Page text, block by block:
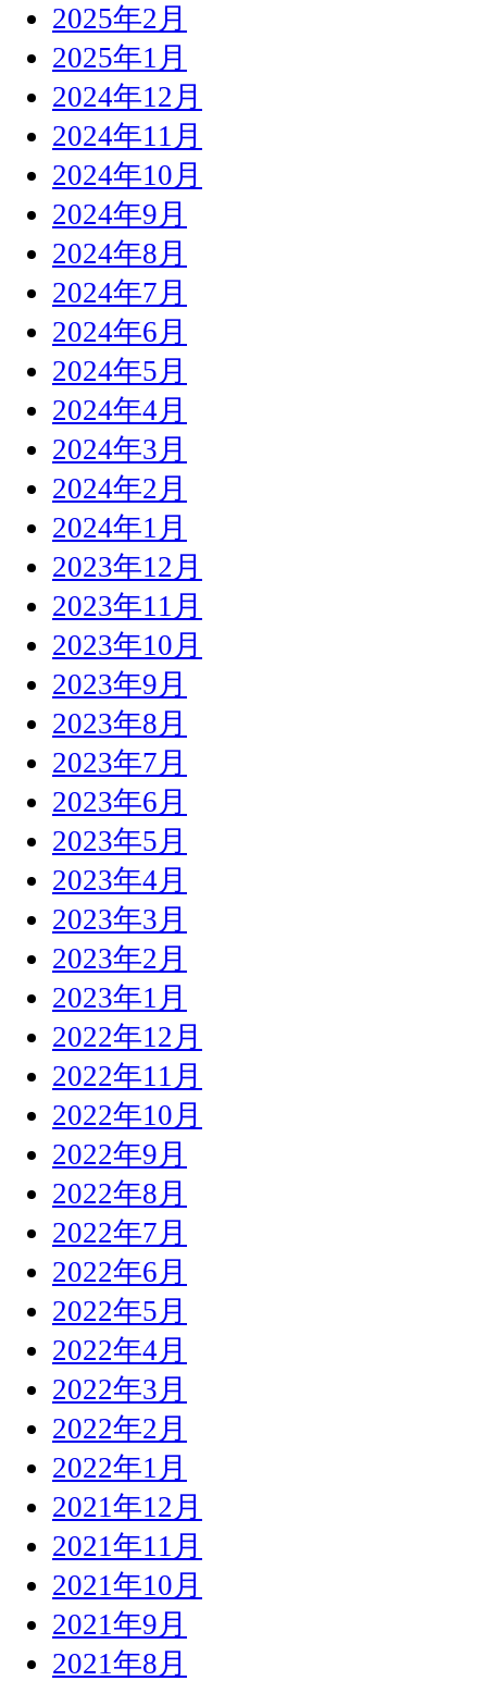
2025年2月
2025年1月
2024年12月
2024年11月
2024年10月
2024年9月
2024年8月
2024年7月
2024年6月
2024年5月
2024年4月
2024年3月
2024年2月
2024年1月
2023年12月
2023年11月
2023年10月
2023年9月
2023年8月
2023年7月
2023年6月
2023年5月
2023年4月
2023年3月
2023年2月
2023年1月
2022年12月
2022年11月
2022年10月
2022年9月
2022年8月
2022年7月
2022年6月
2022年5月
2022年4月
2022年3月
2022年2月
2022年1月
2021年12月
2021年11月
2021年10月
2021年9月
2021年8月